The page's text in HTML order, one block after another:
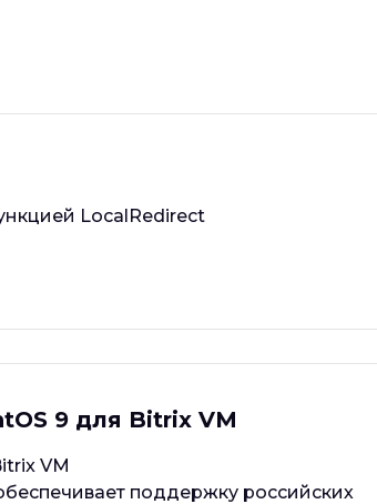
LocalRedirect
9 для Bitrix VM
VM
поддержку российских